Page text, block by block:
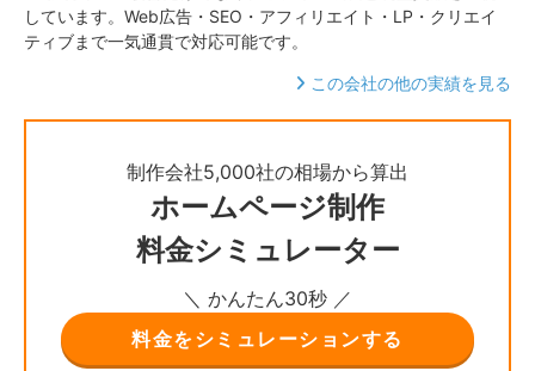
しています。Web広告・SEO・アフィリエイト・LP・クリエイ
ティブまで一気通貫で対応可能です。
この会社の他の実績を見る
制作会社5,000社の相場から算出
ホームページ制作
料金シミュレーター
＼ かんたん30秒 ／
料金をシミュレーションする